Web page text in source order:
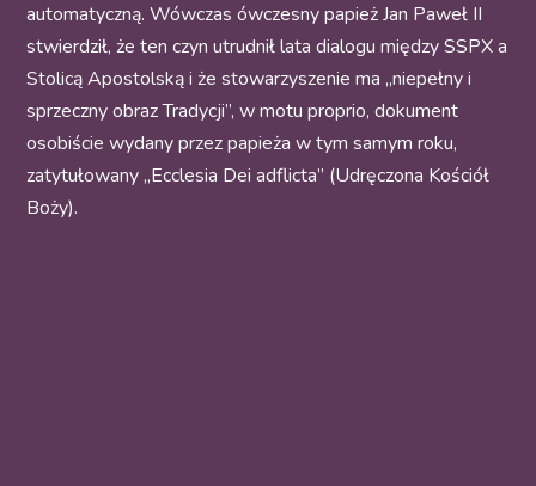
automatyczną. Wówczas ówczesny papież Jan Paweł II
stwierdził, że ten czyn utrudnił lata dialogu między SSPX a
Stolicą Apostolską i że stowarzyszenie ma „niepełny i
sprzeczny obraz Tradycji”, w motu proprio, dokument
osobiście wydany przez papieża w tym samym roku,
zatytułowany „Ecclesia Dei adflicta” (Udręczona Kościół
Boży).